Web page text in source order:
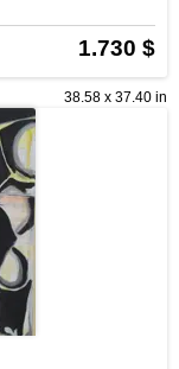
1.730 $
38.58 x 37.40 in